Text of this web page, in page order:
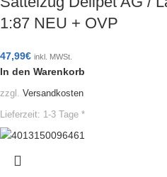
1:87 NEU + OVP
47,99€ inkl. MWSt.
In den Warenkorb
zzgl. Versandkosten
Lieferzeit: 1-3 Tage *